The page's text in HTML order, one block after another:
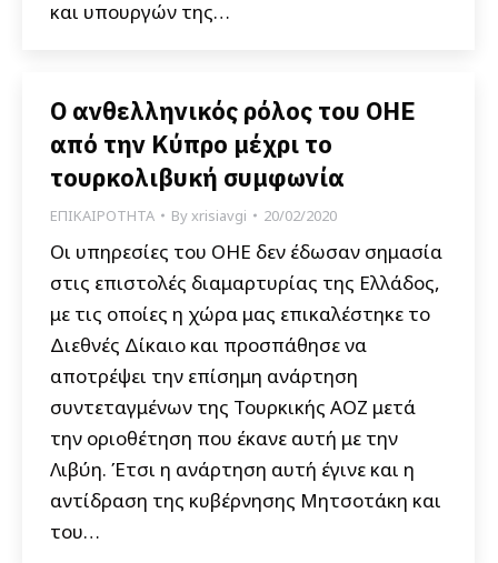
και υπουργών της…
Ο ανθελληνικός ρόλος του ΟΗΕ
από την Κύπρο μέχρι το
τουρκολιβυκή συμφωνία
ΕΠΙΚΑΙΡΟΤΗΤΑ Byxrisiavgi 20/02/2020
Οι υπηρεσίες του ΟΗΕ δεν έδωσαν σημασία
στις επιστολές διαμαρτυρίας της Ελλάδος,
με τις οποίες η χώρα μας επικαλέστηκε το
Διεθνές Δίκαιο και προσπάθησε να
αποτρέψει την επίσημη ανάρτηση
συντεταγμένων της Τουρκικής ΑΟΖ μετά
την οριοθέτηση που έκανε αυτή με την
Λιβύη. Έτσι η ανάρτηση αυτή έγινε και η
αντίδραση της κυβέρνησης Μητσοτάκη και
του…